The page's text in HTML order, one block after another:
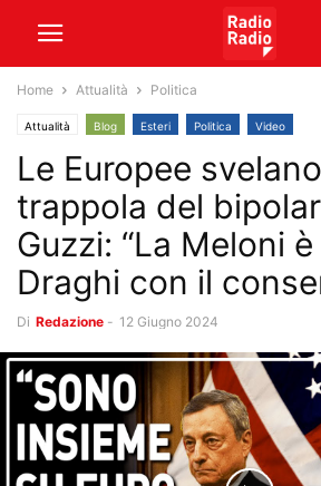
Home Attualità Politica
Attualità Blog Esteri Politica Video
Le Europee
trappola del
Guzzi: “La Meloni
Draghi con il
Di Redazione - 12 Giugno 2024